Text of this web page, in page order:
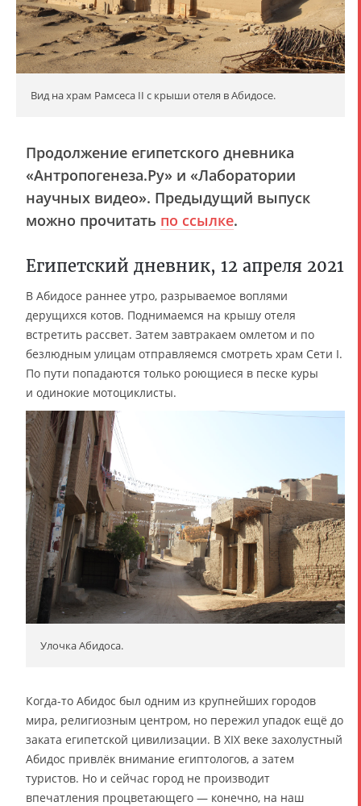
Вид на храм Рамсеса II с крыши отеля в Абидосе.
Продолжение египетского дневника
«Антропогенеза.Ру» и «Лаборатории
научных видео». Предыдущий выпуск
можно прочитать по ссылке.
Египетский дневник, 12 апреля 2021
В Абидосе раннее утро, разрываемое воплями
дерущихся котов. Поднимаемся на крышу отеля
встретить рассвет. Затем завтракаем омлетом и по
безлюдным улицам отправляемся смотреть храм Сети I.
По пути попадаются только роющиеся в песке куры
и одинокие мотоциклисты.
Улочка Абидоса.
Когда-то Абидос был одним из крупнейших городов
мира, религиозным центром, но пережил упадок ещё до
заката египетской цивилизации. В XIX веке захолустный
Абидос привлёк внимание египтологов, а затем
туристов. Но и сейчас город не производит
впечатления процветающего — конечно, на наш